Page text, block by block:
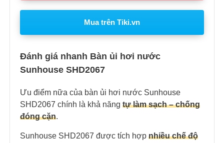
Mua trên Tiki.vn
Đánh giá nhanh Bàn ủi hơi nước
Sunhouse SHD2067
Ưu điểm nữa của bàn ủi hơi nước Sunhouse
SHD2067 chính là khả năng tự làm sạch – chống
đóng cặn.
Sunhouse SHD2067 được tích hợp nhiều chế độ